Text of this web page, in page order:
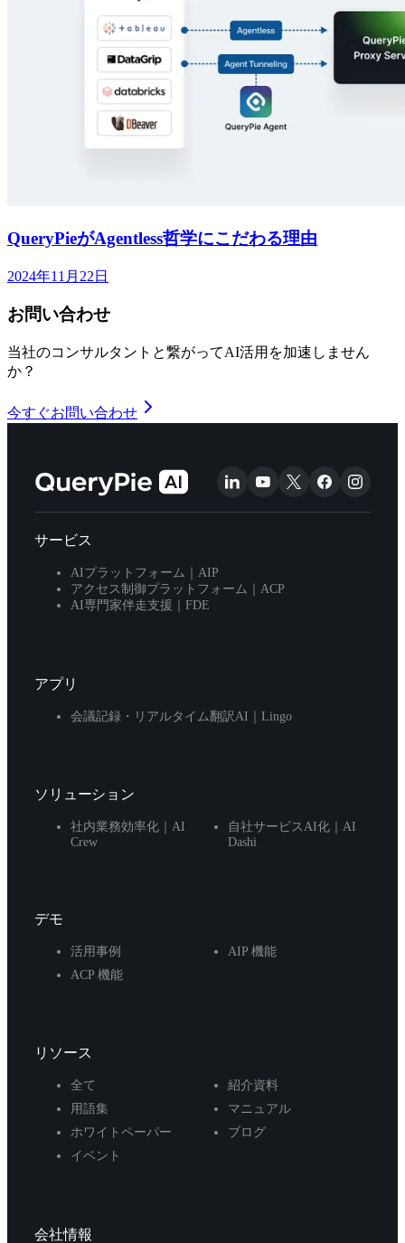
QueryPieがAgentless哲学にこだわる理由
2024年11月22日
お問い合わせ
当社のコンサルタントと繋がってAI活用を加速しません
か？
今すぐお問い合わせ
サービス
AIプラットフォーム｜AIP
アクセス制御プラットフォーム｜ACP
AI専門家伴走支援｜FDE
アプリ
会議記録・リアルタイム翻訳AI｜Lingo
ソリューション
社内業務効率化｜AI
Crew
自社サービスAI化｜AI
Dashi
デモ
活用事例
AIP 機能
ACP 機能
リソース
全て
紹介資料
用語集
マニュアル
ホワイトペーパー
ブログ
イベント
会社情報